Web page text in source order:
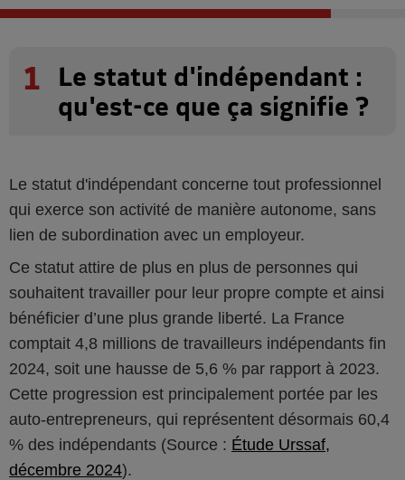
1
Le statut d'indépendant :
qu'est-ce que ça signifie ?
Le statut d'indépendant concerne tout professionnel
qui exerce son activité de manière autonome, sans
lien de subordination avec un employeur.
Ce statut attire de plus en plus de personnes qui
souhaitent travailler pour leur propre compte et ainsi
bénéficier d’une plus grande liberté. La France
comptait 4,8 millions de travailleurs indépendants fin
2024, soit une hausse de 5,6 % par rapport à 2023.
Cette progression est principalement portée par les
auto-entrepreneurs, qui représentent désormais 60,4
% des indépendants (Source : Étude Urssaf,
décembre 2024).